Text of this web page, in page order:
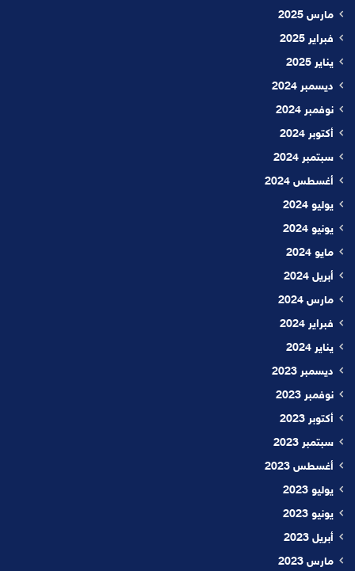
مارس 2025
فبراير 2025
يناير 2025
ديسمبر 2024
نوفمبر 2024
أكتوبر 2024
سبتمبر 2024
أغسطس 2024
يوليو 2024
يونيو 2024
مايو 2024
أبريل 2024
مارس 2024
فبراير 2024
يناير 2024
ديسمبر 2023
نوفمبر 2023
أكتوبر 2023
سبتمبر 2023
أغسطس 2023
يوليو 2023
يونيو 2023
أبريل 2023
مارس 2023